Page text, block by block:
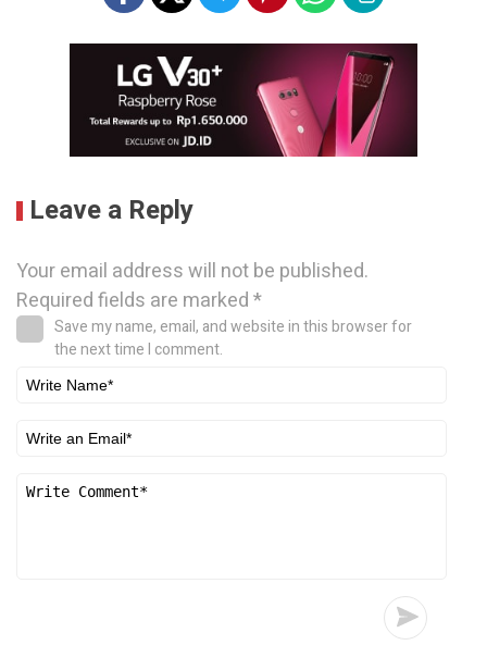
Leave a Reply
Your email address will not be published.
Required fields are marked*
Save my name, email, and website in this browser for
the next time I comment.